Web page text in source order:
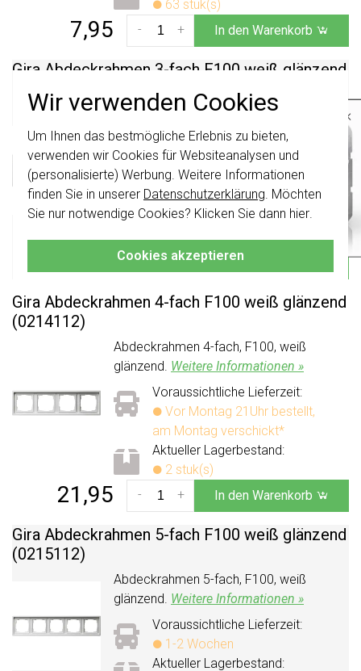
Wir verwenden Cookies
Um Ihnen das bestmögliche Erlebnis zu bieten,
verwenden wir Cookies für Websiteanalysen und
(personalisierte) Werbung. Weitere Informationen
finden Sie in unserer Datenschutzerklärung . Möchten
Sie nur notwendige Cookies? Klicken Sie dann hier
Cookies akzeptieren
63 stuk(s)
7,95 +
- In den Warenkorb
Gira Abdeckrahmen 3-fach F100 weiß glänzend
Abdeckrahmen 3-fach, F100, weiß
glänzend.Weitere Informationen »
Voraussichtliche Lieferzeit:
Vor Montag 21Uhr bestellt,
am Montag verschickt*
Aktueller Lagerbestand:
13 stuk(s)
+
- In den Warenkorb
Gira Abdeckrahmen 4-fach F100 weiß glänzend
(0214112)
Abdeckrahmen 4-fach, F100, weiß
glänzend. Weitere Informationen »
Voraussichtliche Lieferzeit:
Vor Montag 21Uhr bestellt,
am Montag verschickt*
Aktueller Lagerbestand:
2 stuk(s)
21,95 +
- In den Warenkorb
Gira Abdeckrahmen 5-fach F100 weiß glänzend
(0215112)
Abdeckrahmen 5-fach, F100, weiß
glänzend. Weitere Informationen »
Voraussichtliche Lieferzeit:
1-2 Wochen
Aktueller Lagerbestand:
×
Wichtig: Gira Schalter und
Schalterwippen wurden erneuert. Sie sind
2024 kombinierbar.
Klicken Sie hier
für weitere Informationen,
damit Sie immer das Richtige bestellen.